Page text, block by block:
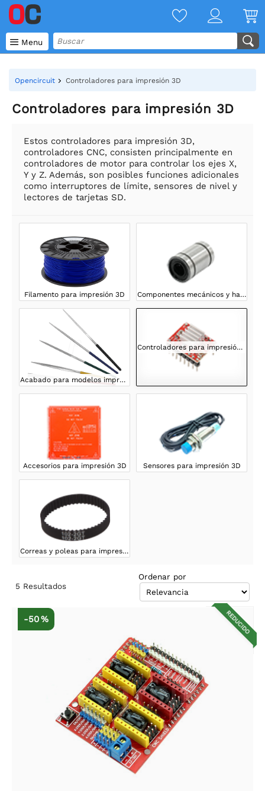
 Menu
Opencircuit Controladores para impresión 3D
Controladores para impresión 3D
Estos controladores para impresión 3D,
controladores CNC, consisten principalmente en
controladores de motor para controlar los ejes X,
Y y Z. Además, son posibles funciones adicionales
como interruptores de límite, sensores de nivel y
lectores de tarjetas SD.
Filamento para impresión 3D Componentes mecánicos y hardware para impresión 3D
Acabado para modelos impresos en 3D
Controladores para impresión 3D
Accesorios para impresión 3D Sensores para impresión 3D
Correas y poleas para impresión 3D
5 Resultados
Ordenar por
REDUCIDO
-50 %